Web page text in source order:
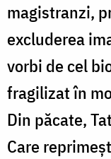
magistranzi,
excluderea
vorbi de cel
fragilizat în
Din păcate,
Care